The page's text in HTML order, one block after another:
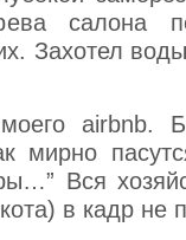
салона
Захотел
airbnb.
мирно
Вся
в кадр не